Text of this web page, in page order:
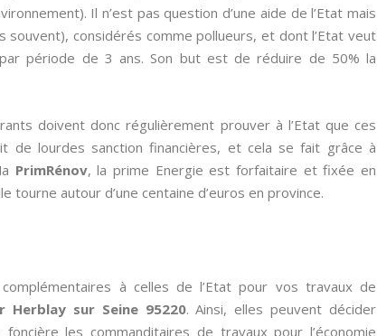
Il n’est pas question d’une aide de l’Etat mais
souvent), considérés comme pollueurs, et dont l’Etat veut
période de 3 ans. Son but est de réduire de 50% la
doivent donc régulièrement prouver à l’Etat que ces
de lourdes sanction financières, et cela se fait grâce à
PrimRénov, la prime Energie est forfaitaire et fixée en
tourne autour d’une centaine d’euros en province.
à celles de l’Etat pour vos travaux de
Herblay sur Seine 95220. Ainsi, elles peuvent décider
les commanditaires de travaux pour l’économie